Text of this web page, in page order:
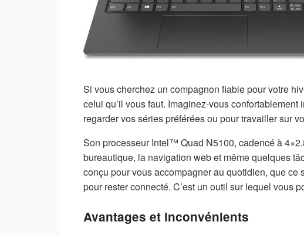
Si vous cherchez un compagnon fiable pour votre
celui qu’il vous faut. Imaginez-vous
regarder vos séries préférées ou pour travailler sur
Son processeur Intel™ Quad N5100, cadencé à
bureautique, la navigation web et même quelques
conçu pour vous accompagner au quotidien, que
pour rester connecté. C’est un outil sur lequel vous
Avantages et inconvénients